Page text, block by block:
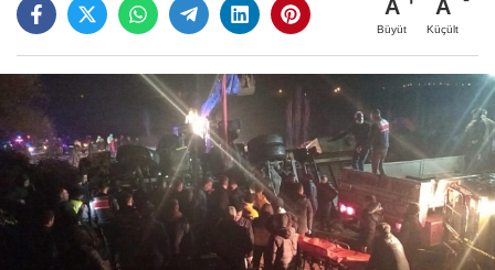
A
Büyüt
A
Küçült